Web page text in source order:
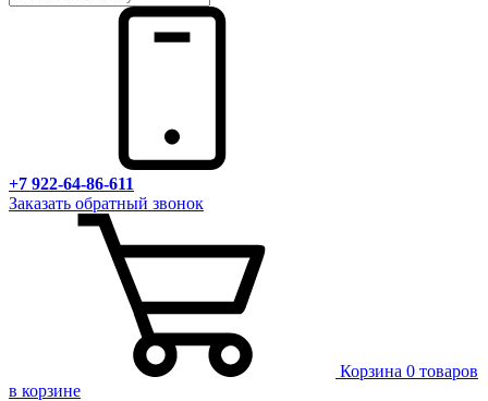
+7 922-64-86-611
Заказать обратный звонок
Корзина 0 товаров
в корзине